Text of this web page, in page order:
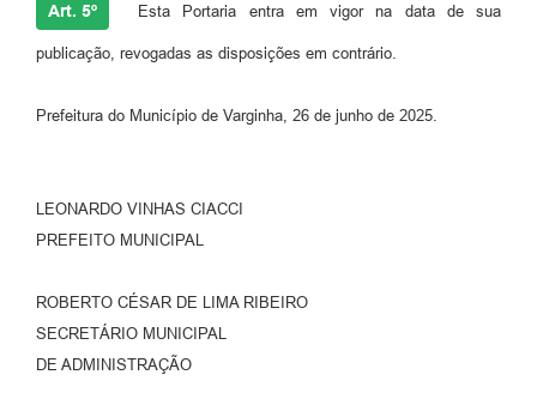
Art. 5º Esta Portaria entra em vigor na data de sua
publicação, revogadas as disposições em contrário.
Prefeitura do Município de Varginha, 26 de junho de 2025.
LEONARDO VINHAS CIACCI
PREFEITO MUNICIPAL
ROBERTO CÉSAR DE LIMA RIBEIRO
SECRETÁRIO MUNICIPAL
DE ADMINISTRAÇÃO